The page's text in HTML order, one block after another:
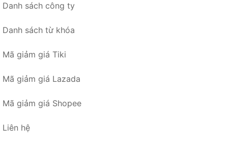
Danh sách công ty
Danh sách từ khóa
Mã giảm giá Tiki
Mã giảm giá Lazada
Mã giảm giá Shopee
Liên hệ